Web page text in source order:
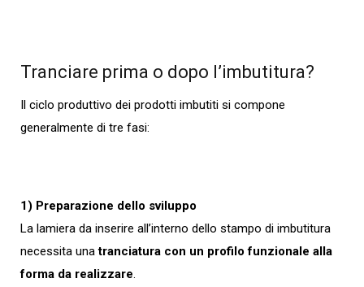
Tranciare prima o dopo l’imbutitura?
Il ciclo produttivo dei prodotti imbutiti si compone
generalmente di tre fasi:
1) Preparazione dello sviluppo
La lamiera da inserire all’interno dello stampo di imbutitura
necessita unatranciatura con un profilo funzionale alla
forma da realizzare